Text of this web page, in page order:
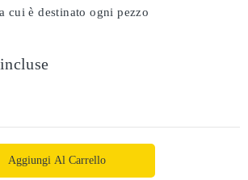
cui è destinato ogni pezzo
Aggiungi Al Carrello